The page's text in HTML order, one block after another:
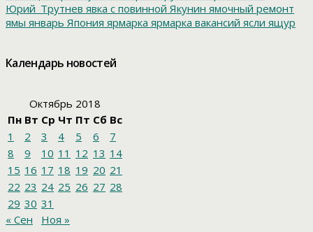
Юрий_Трутнев явка с повинной Якунин ямочный ремонт
ямы январь Япония ярмарка ярмарка вакансий ясли ящур
Календарь новостей
Октябрь 2018
Пн Вт Ср Чт Пт Сб Вс
1
2 3 4 5 6
7
8
9 10 11 12 13 14
15 16 17 18 19 20 21
22 23 24 25 26 27 28
29 30 31
« Сен
Ноя »